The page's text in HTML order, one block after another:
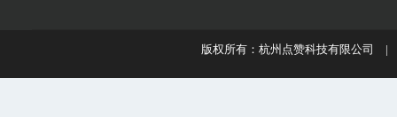
版权所有：杭州点赞科技有限公司